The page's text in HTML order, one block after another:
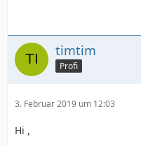
timtim
Profi
3. Februar 2019 um 12:03
Hi ,